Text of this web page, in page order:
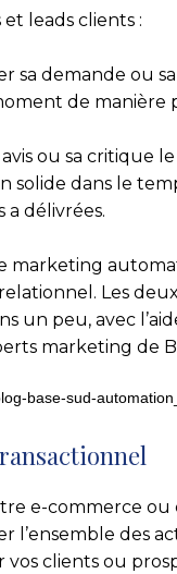
leads clients :
sa demande ou
de manière
ou sa critique
solide dans le
a délivrées.
marketing
. Les
un peu, avec
marketing de
e-commerce ou
l’ensemble des
vos clients ou